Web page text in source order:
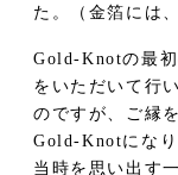
た。（金箔には
Gold-Knotの最
をいただいて行
のですが、ご縁
Gold-Knotになり
当時を思い出す